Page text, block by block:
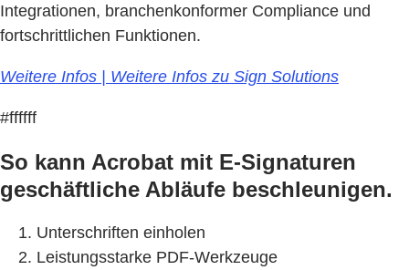
Integrationen, branchenkonformer Compliance und
fortschrittlichen Funktionen.
Weitere Infos | Weitere Infos zu Sign Solutions
#ffffff
So kann Acrobat mit E-Signaturen
geschäftliche Abläufe beschleunigen.
Unterschriften einholen
Leistungsstarke PDF-Werkzeuge